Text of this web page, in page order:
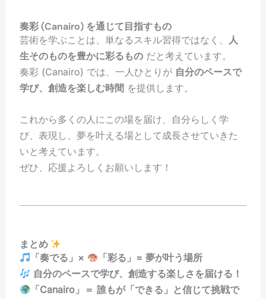
奏彩 (Canairo) を通じて目指すもの
芸術を学ぶことは、単なるスキル習得ではなく、
人
生そのものを豊かに彩るものだと考えています。
奏彩 (Canairo) では、一人ひとりが 自分のペースで
学び、創造を楽しむ時間 を提供します。
これから多くの人にこの場を届け、自分らしく学
び、表現し、夢を叶える場として成長させていきた
いと考えています。
ぜひ、応援よろしくお願いします！
まとめ
「奏でる」×
「彩る」= 夢が叶う場所
自分のペースで学び、創造する楽しさを届ける！
「Canairo」＝ 誰もが「できる」と信じて挑戦で